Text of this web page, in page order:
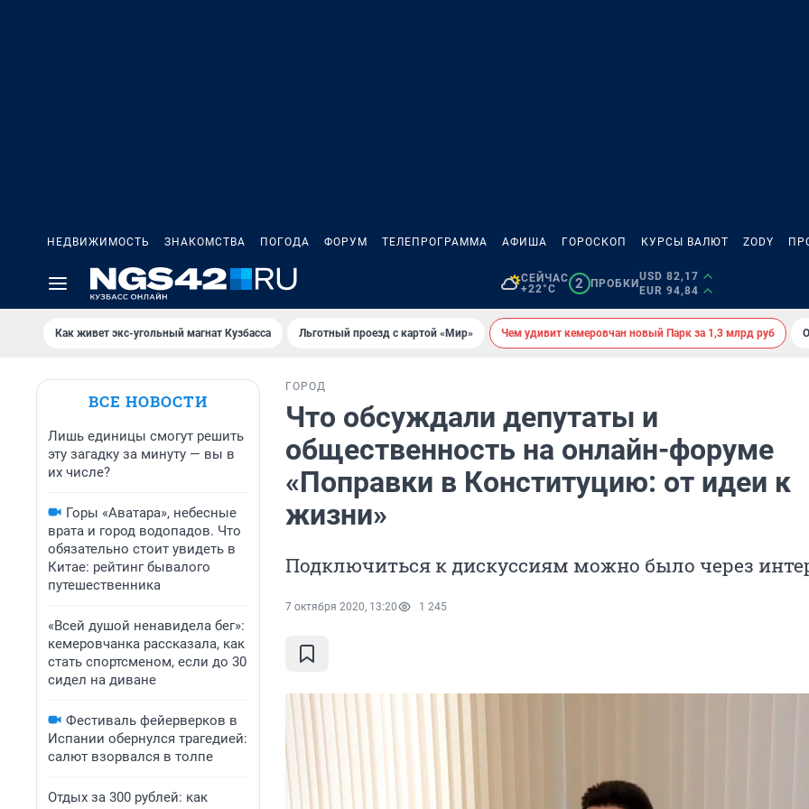
НЕДВИЖИМОСТЬ ЗНАКОМСТВА ПОГОДА ФОРУМ ТЕЛЕПРОГРАММА АФИША ГОРОСКОП КУРСЫ ВАЛЮТ ZODY
СЕЙЧАС
+22°C
2 ПРОБКИ
USD 82,17
EUR 94,84
Как живет экс-угольный магнат Кузбасса Льготный проезд с картой «Мир» Чем удивит кемеровчан новый Парк за 1,3 млрд руб
ВСЕ НОВОСТИ
Лишь единицы смогут решить
эту загадку за минуту — вы в
их числе?
Горы «Аватара», небесные
врата и город водопадов. Что
обязательно стоит увидеть в
Китае: рейтинг бывалого
путешественника
«Всей душой ненавидела бег»:
кемеровчанка рассказала, как
стать спортсменом, если до 30
сидел на диване
Фестиваль фейерверков в
Испании обернулся трагедией:
салют взорвался в толпе
Отдых за 300 рублей: как
ГОРОД
Что обсуждали депутаты и
общественность на онлайн-форуме
«Поправки в Конституцию: от идеи к
жизни»
Подключиться к дискуссиям можно было через
7 октября 2020, 13:20 1 245